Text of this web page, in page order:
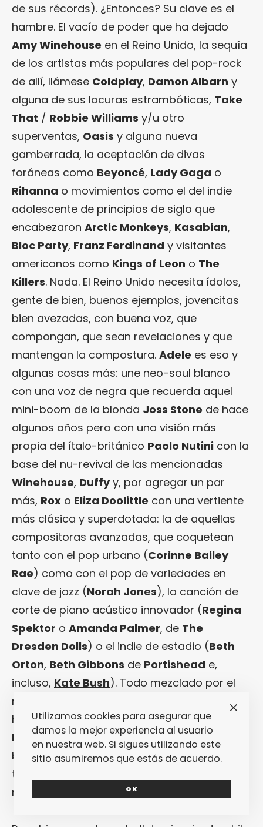
de sus récords). ¿Entonces? Su clave es el
hambre. El vacío de poder que ha dejado
Amy Winehouse en el Reino Unido, la sequía
de los artistas más populares del pop-rock
de allí, llámese Coldplay, Damon Albarn y
alguna de sus locuras estrambóticas, Take
That / Robbie Williams y/u otro
superventas, Oasis y alguna nueva
gamberrada, la aceptación de divas
foráneas como Beyoncé, Lady Gaga o
Rihanna o movimientos como el del indie
adolescente de principios de siglo que
encabezaron Arctic Monkeys, Kasabian,
Bloc Party, Franz Ferdinand y visitantes
americanos como Kings of Leon o The
Killers. Nada. El Reino Unido necesita ídolos,
gente de bien, buenos ejemplos, jovencitas
bien avezadas, con buena voz, que
compongan, que sean revelaciones y que
mantengan la compostura. Adele es eso y
algunas cosas más: une neo-soul blanco
con una voz de negra que recuerda aquel
mini-boom de la blonda Joss Stone de hace
algunos años pero con una visión más
propia del ítalo-británico Paolo Nutini con la
base del nu-revival de las mencionadas
Winehouse, Duffyy, por agregar un par
más, Rox o Eliza Doolittle con una vertiente
más clásica y superdotada: la de aquellas
compositoras avanzadas, que coquetean
tanto con el pop urbano (Corinne Bailey
Rae) como con el pop de variedades en
clave de jazz (Norah Jones), la canción de
corte de piano acústico innovador (Regina
Spektor o Amanda Palmer, de The
Dresden Dolls) o el indie de estadio (Beth
Orton, Beth Gibbons de Portishead e,
incluso, Kate Bush). Todo mezclado por el
mejor productor musical del mundo desde
hace al menos diez años (con permiso de
Nigel Godrich ):Rick Rubin, en una suerte de
batidora a punto de estallar que engaña
tanto para bien (más de esta) como para
mal.
Utilizamos cookies para asegurar que
damos la mejor experiencia al usuario
en nuestra web. Si sigues utilizando este
sitio asumiremos que estás de acuerdo.
OK